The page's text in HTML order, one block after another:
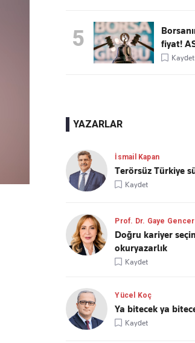
5
fiyat!
Kaydet
YAZARLAR
İsmail Kapan
Terörsüz Türkiye
Kaydet
Prof. Dr. Gaye Gencer
Doğru kariyer
okuryazarlık
Kaydet
Yücel Koç
Ya bitecek ya
Kaydet